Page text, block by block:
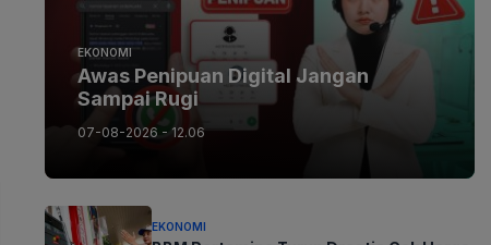
EKONOMI
Awas Penipuan Digital Jangan
Sampai Rugi
07-08-2026 - 12.06
EKONOMI